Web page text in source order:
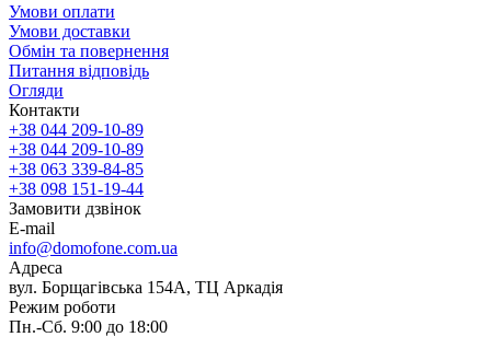
Умови оплати
Умови доставки
Обмін та повернення
Питання відповідь
Огляди
Контакти
+38 044 209-10-89
+38 044 209-10-89
+38 063 339-84-85
+38 098 151-19-44
Замовити дзвінок
E-mail
info@domofone.com.ua
Адреса
вул. Борщагівська 154А, ТЦ Аркадія
Режим роботи
Пн.-Сб. 9:00 до 18:00